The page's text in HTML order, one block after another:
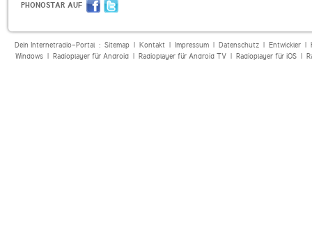
PHONOSTAR AUF
Dein Internetradio-Portal : Sitemap| Kontakt| Impressum| Datenschutz| Entwickler|
Windows| Radioplayer für Android| Radioplayer für Android TV| Radioplayer für iOS|